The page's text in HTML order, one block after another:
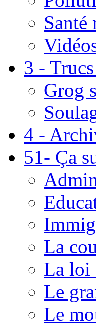
Santé
3 -
Grog
4 -
51- Ça
La
La loi
Le
Le